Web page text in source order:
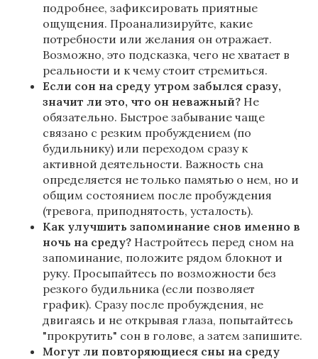
подробнее, зафиксировать приятные
ощущения. Проанализируйте, какие
потребности или желания он отражает.
Возможно, это подсказка, чего не хватает в
реальности и к чему стоит стремиться.
Если сон на среду утром забылся сразу,
значит ли это, что он неважный? Не
обязательно. Быстрое забывание чаще
связано с резким пробуждением (по
будильнику) или переходом сразу к
активной деятельности. Важность сна
определяется не только памятью о нем, но и
общим состоянием после пробуждения
(тревога, приподнятость, усталость).
Как улучшить запоминание снов именно в
ночь на среду? Настройтесь перед сном на
запоминание, положите рядом блокнот и
руку. Просыпайтесь по возможности без
резкого будильника (если позволяет
график). Сразу после пробуждения, не
двигаясь и не открывая глаза, попытайтесь
"прокрутить" сон в голове, а затем запишите.
Могут ли повторяющиеся сны на среду